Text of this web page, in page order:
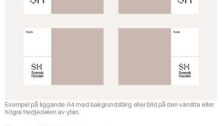
Exempel på liggande A4 med bakgrundsfärg eller bild på den vänstra eller
högra tredjedelen av ytan.